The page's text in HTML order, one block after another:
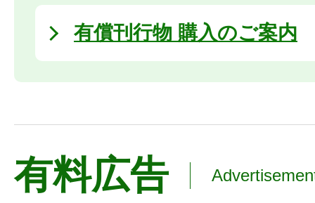
有償刊行物 購入のご案内
有料広告